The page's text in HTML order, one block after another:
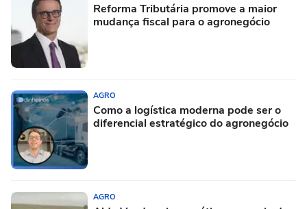
Reforma Tributária promove a maior
mudança fiscal para o agronegócio
AGRO
Como a logística moderna pode ser o
diferencial estratégico do agronegócio
AGRO